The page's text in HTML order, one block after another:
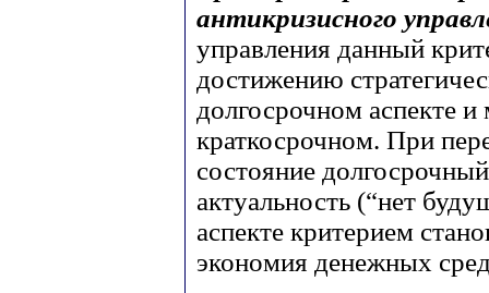
антикризисного
управления данный
достижению
долгосрочном аспекте
краткосрочном. При
состояние
актуальность (“нет
аспекте критерием
экономия денежных